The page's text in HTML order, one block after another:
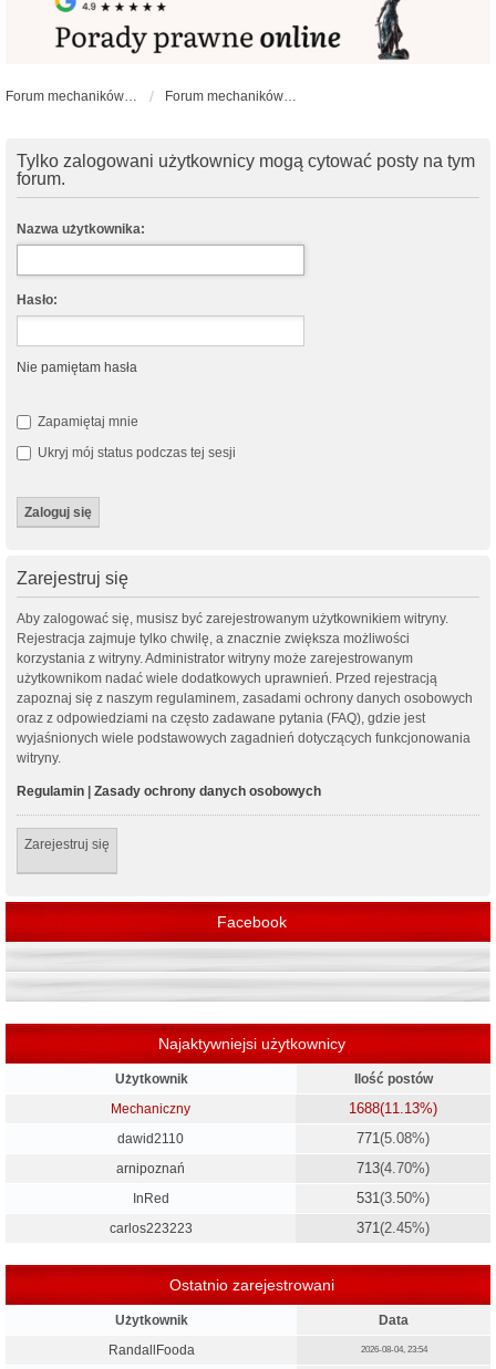
Forum mechaników samochodowych - forum-mechaniczne.pl Forum mechaników samochodowych
Tylko zalogowani użytkownicy mogą cytować posty na tym
forum.
Nazwa użytkownika:
Hasło:
Nie pamiętam hasła
Zapamiętaj mnie
Ukryj mój status podczas tej sesji
Zarejestruj się
Aby zalogować się, musisz być zarejestrowanym użytkownikiem witryny.
Rejestracja zajmuje tylko chwilę, a znacznie zwiększa możliwości
korzystania z witryny. Administrator witryny może zarejestrowanym
użytkownikom nadać wiele dodatkowych uprawnień. Przed rejestracją
zapoznaj się z naszym regulaminem, zasadami ochrony danych osobowych
oraz z odpowiedziami na często zadawane pytania (FAQ), gdzie jest
wyjaśnionych wiele podstawowych zagadnień dotyczących funkcjonowania
witryny.
Regulamin Zasady ochrony danych osobowych
Zarejestruj się
Facebook
Najaktywniejsi użytkownicy
Użytkownik
Ilość postów
Mechaniczny
1688(11.13%)
dawid2110 771(5.08%)
arnipoznań 713(4.70%)
InRed 531(3.50%)
carlos223223 371(2.45%)
Ostatnio zarejestrowani
Użytkownik
Data
RandallFooda
2026-08-04, 23:54